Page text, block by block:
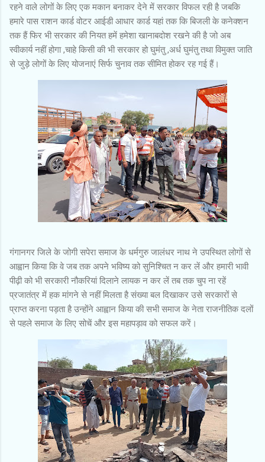
रहने वाले लोगों के लिए एक मकान बनाकर देने में सरकार विफल रही है जबकि
हमारे पास राशन कार्ड वोटर आईडी आधार कार्ड यहां तक कि बिजली के कनेक्शन
तक हैं फिर भी सरकार की नियत हमें हमेशा खानाबदोश रखने की है जो अब
स्वीकार्य नहीं होगा ,चाहे किसी की भी सरकार हो घुमंतु ,अर्ध घुमंतु तथा विमुक्त जाति
से जुड़े लोगों के लिए योजनाएं सिर्फ चुनाव तक सीमित होकर रह गई हैं।
गंगानगर जिले के जोगी सपेरा समाज के धर्मगुरु जालंधर नाथ ने उपस्थित लोगों से
आह्वान किया कि वे जब तक अपने भविष्य को सुनिश्चित न कर लें और हमारी भावी
पीढ़ी को भी सरकारी नौकरियां दिलाने लायक न कर लें तब तक चुप ना रहें
प्रजातंत्र में हक मांगने से नहीं मिलता है संख्या बल दिखाकर उसे सरकारों से
प्राप्त करना पड़ता है उन्होंने आह्वान किया की सभी समाज के नेता राजनीतिक दलों
से पहले समाज के लिए सोचें और इस महापड़ाव को सफल करें।